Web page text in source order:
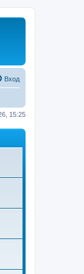
Вход
15:25